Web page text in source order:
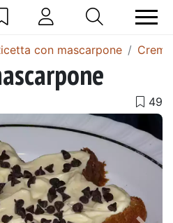
con mascarpone